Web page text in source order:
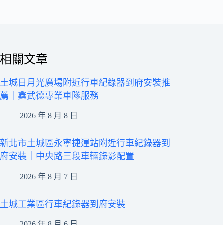
相關文章
土城日月光廣場附近行車紀錄器到府安裝推
薦｜鑫武德專業車隊服務
2026 年 8 月 8 日
新北市土城區永寧捷運站附近行車紀錄器到
府安裝｜中央路三段車輛錄影配置
2026 年 8 月 7 日
土城工業區行車紀錄器到府安裝